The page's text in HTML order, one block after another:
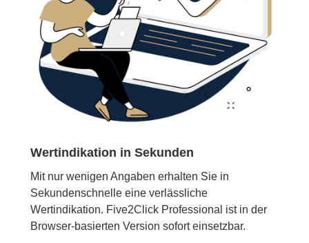
Wertindikation in Sekunden
Mit nur wenigen Angaben erhalten Sie in
Sekundenschnelle eine verlässliche
Wertindikation. Five2Click Professional ist in der
Browser-basierten Version sofort einsetzbar.